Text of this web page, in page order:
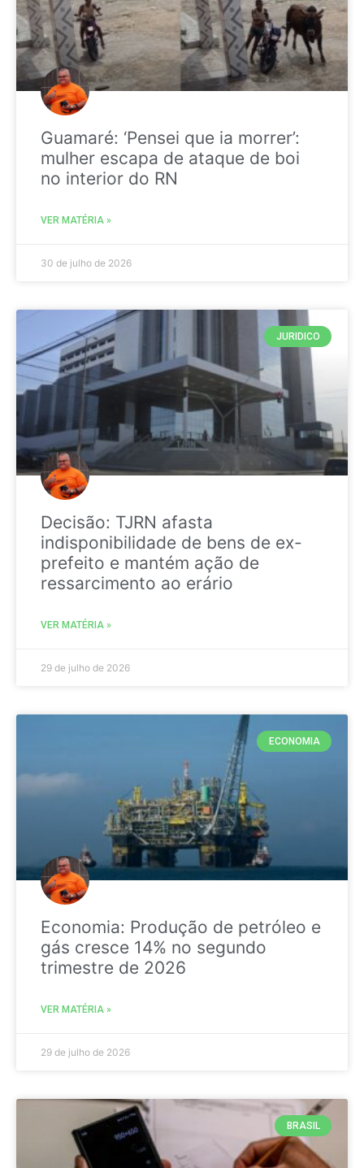
Guamaré: ‘Pensei que ia morrer’:
mulher escapa de ataque de boi
no interior do RN
VER MATÉRIA »
30 de julho de 2026
JURIDICO
Decisão: TJRN afasta
indisponibilidade de bens de ex-
prefeito e mantém ação de
ressarcimento ao erário
VER MATÉRIA »
29 de julho de 2026
ECONOMIA
Economia: Produção de petróleo e
gás cresce 14% no segundo
trimestre de 2026
VER MATÉRIA »
29 de julho de 2026
BRASIL